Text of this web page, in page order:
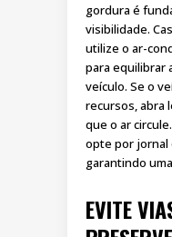
gordura é
visibilidade.
utilize o ar-
para equilibrar
veículo. Se o
recursos, abra
que o ar
opte por jornal
garantindo
EVITE